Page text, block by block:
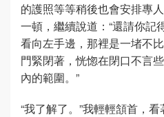
的護照等等稍後也會安排專
一頓，繼續說道：“還請你
看向左手邊，那裡是一堵不
門緊閉著，恍惚在閉口不言
內的範圍。”
“我了解了。”我輕輕頷首，